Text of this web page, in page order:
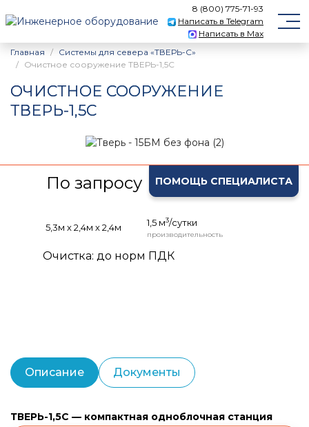
8 (800) 775-71-93
Написать в Telegram
Написать в Max
Главная
Системы для севера «ТВЕРЬ-С»
Очистное сооружение ТВЕРЬ-1,5С
ОЧИСТНОЕ СООРУЖЕНИЕ
ТВЕРЬ-1,5С
По запросу ПОМОЩЬ СПЕЦИАЛИСТА
5,3м х 2,4м х 2,4м 1,5 м3/сутки
производительность
Очистка: до норм ПДК
Описание Документы
ТВЕРЬ-1,5С — компактная одноблочная станция